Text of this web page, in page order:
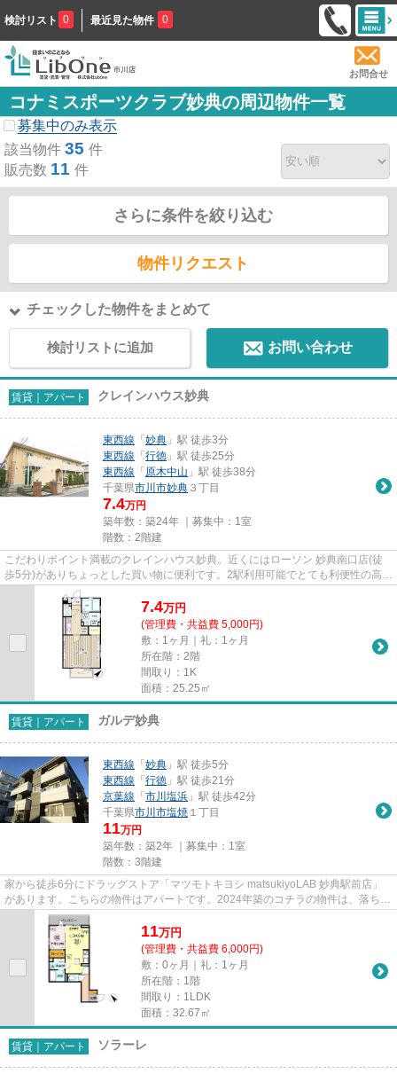
検討リスト 0 最近見た物件 0
お問合せ
コナミスポーツクラブ妙典の周辺物件一覧
募集中のみ表示
該当物件 35 件
販売数 11 件
さらに条件を絞り込む
物件リクエスト
チェックした物件をまとめて
検討リストに追加 お問い合わせ
賃貸｜アパート クレインハウス妙典
東西線 「 妙典 」駅 徒歩3分
東西線 「 行徳 」駅 徒歩25分
東西線 「 原木中山 」駅 徒歩38分
千葉県市川市妙典 ３丁目
7.4万円
築年数：築24年 ｜募集中： 1室
階数：2階建
こだわりポイント満載のクレインハウス妙典。近くにはローソン 妙典南口店(徒
歩5分)がありちょっとした買い物に便利です。2駅利用可能でとても利便性の高い
アパートです。最上階の物件...
7.4万円
(管理費・共益費 5,000円)
敷：1ヶ月｜礼：1ヶ月
所在階：2階
間取り：1K
面積：25.25㎡
賃貸｜アパート ガルデ妙典
東西線 「 妙典 」駅 徒歩5分
東西線 「 行徳 」駅 徒歩21分
京葉線 「 市川塩浜 」駅 徒歩42分
千葉県市川市塩焼 １丁目
11万円
築年数：築2年 ｜募集中： 1室
階数：3階建
家から徒歩6分にドラッグストア「マツモトキヨシ matsukiyoLAB 妙典駅前店」
があります。こちらの物件はアパートです。2024年築のコチラの物件は、落ち着
きのある室内が魅力的です。付...
11万円
(管理費・共益費 6,000円)
敷：0ヶ月｜礼：1ヶ月
所在階：1階
間取り：1LDK
面積：32.67㎡
賃貸｜アパート ソラーレ